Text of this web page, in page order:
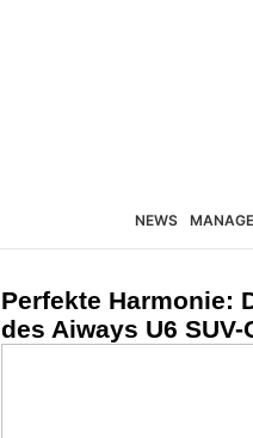
NEWS
Perfekte Harmonie:
des Aiways U6 SUV-